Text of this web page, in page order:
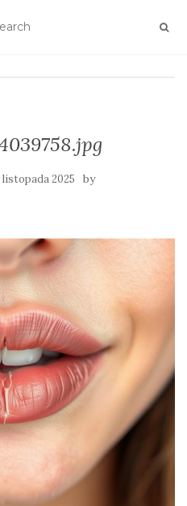
listopada 2025 by